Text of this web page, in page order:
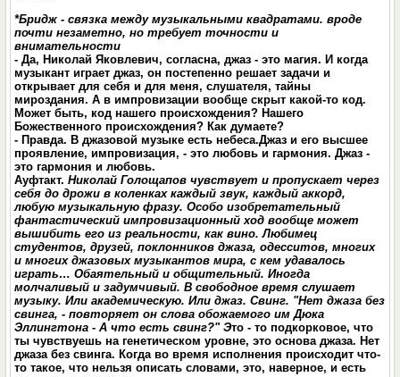
*Бридж - связка между музыкальными квадратами. вроде
почти незаметно, но требует точности и
внимательности
-Да, Николай Яковлевич, согласна, джаз - это магия. И когда
музыкант играет джаз, он постепенно решает задачи и
открывает для себя и для меня, слушателя, тайны
мироздания. А в импровизации вообще скрыт какой-то код.
Может быть, код нашего происхождения? Нашего
Божественного происхождения? Как думаете?
- Правда. В джазовой музыке есть небеса.Джаз и его высшее
проявление, импровизация, - это любовь и гармония. Джаз -
это гармония и любовь.
Ауфтакт.Николай Голощапов чувствует и пропускает через
себя до дрожи в коленках каждый звук, каждый аккорд,
любую музыкальную фразу. Особо изобретательный
фантастический импровизационный ход вообще может
вышибить его из реальности, как вино. Любимец
студентов, друзей, поклонников джаза, одесситов, многих
и многих джазовых музыкантов мира, с кем удавалось
играть… Обаятельный и общительный. Иногда
молчаливый и задумчивый. В свободное время слушает
музыку. Или академическую. Или джаз. Свинг. "Нет джаза без
свинга, - повторяет он слова обожаемого им Дюка
Эллингтона - А что есть свинг?" Это - то подкорковое, что
ты чувствуешь на генетическом уровне, это основа джаза. Нет
джаза без свинга. Когда во время исполнения происходит что-
то такое, что нельзя описать словами, это, наверное, и есть